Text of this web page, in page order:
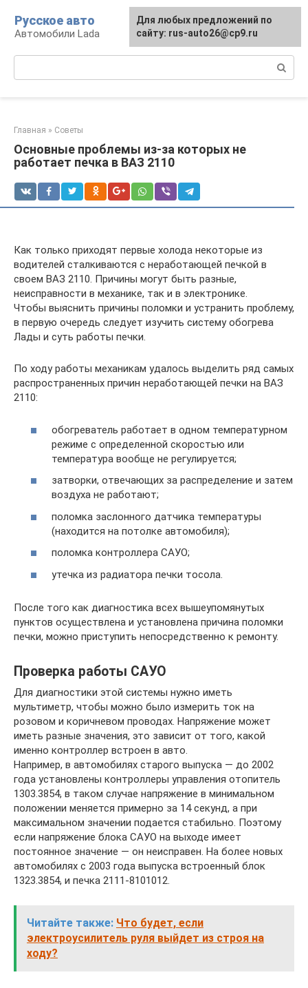
контенту
Русское авто
Автомобили Lada
Главная » Советы
Основные проблемы из-за которых не
работает печка в ВАЗ 2110
Как только приходят первые холода некоторые из
водителей сталкиваются с неработающей печкой в
своем ВАЗ 2110. Причины могут быть разные,
неисправности в механике, так и в электронике.
Чтобы выяснить причины поломки и устранить проблему,
в первую очередь следует изучить систему обогрева
Лады и суть работы печки.
По ходу работы механикам удалось выделить ряд самых
распространенных причин неработающей печки на ВАЗ
2110:
обогреватель работает в одном температурном
режиме с определенной скоростью или
температура вообще не регулируется;
затворки, отвечающих за распределение и затем
воздуха не работают;
поломка заслонного датчика температуры
(находится на потолке автомобиля);
поломка контроллера САУО;
утечка из радиатора печки тосола.
После того как диагностика всех вышеупомянутых
пунктов осуществлена и установлена причина поломки
печки, можно приступить непосредственно к ремонту.
Проверка работы САУО
Для диагностики этой системы нужно иметь
мультиметр, чтобы можно было измерить ток на
розовом и коричневом проводах. Напряжение может
иметь разные значения, это зависит от того, какой
именно контроллер встроен в авто.
Например, в автомобилях старого выпуска — до 2002
года установлены контроллеры управления отопитель
1303.3854, в таком случае напряжение в минимальном
положении меняется примерно за 14 секунд, а при
максимальном значении подается стабильно. Поэтому
если напряжение блока САУО на выходе имеет
постоянное значение — он неисправен. На более новых
автомобилях с 2003 года выпуска встроенный блок
1323.3854, и печка 2111-8101012.
Читайте также: Что будет, если
электроусилитель руля выйдет из строя на
ходу?
Для любых предложений по
сайту: rus-auto26@cp9.ru